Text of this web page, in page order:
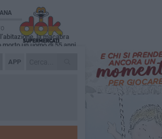
APP
la macabra
un uomo di 55 anni
1 strada": ad Andria
l'avvocato